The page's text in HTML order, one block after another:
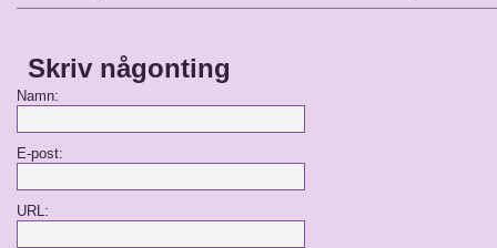
Skriv någonting
Namn:
E-post:
URL: